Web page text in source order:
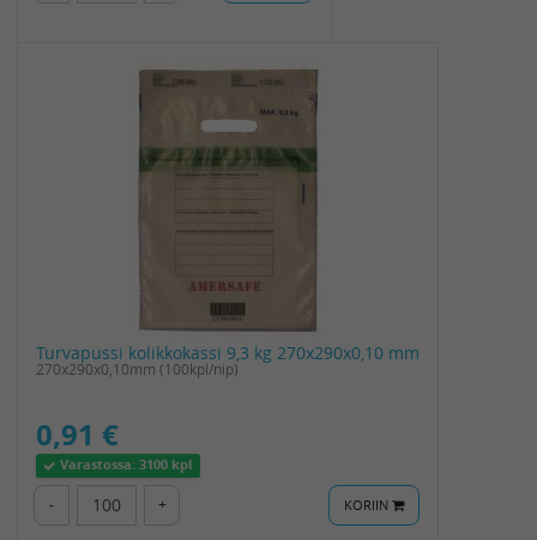
Turvapussi kolikkokassi 9,3 kg 270x290x0,10 mm
270x290x0,10mm (100kpl/nip)
0,91 €
Varastossa:3100 kpl
- + KORIIN